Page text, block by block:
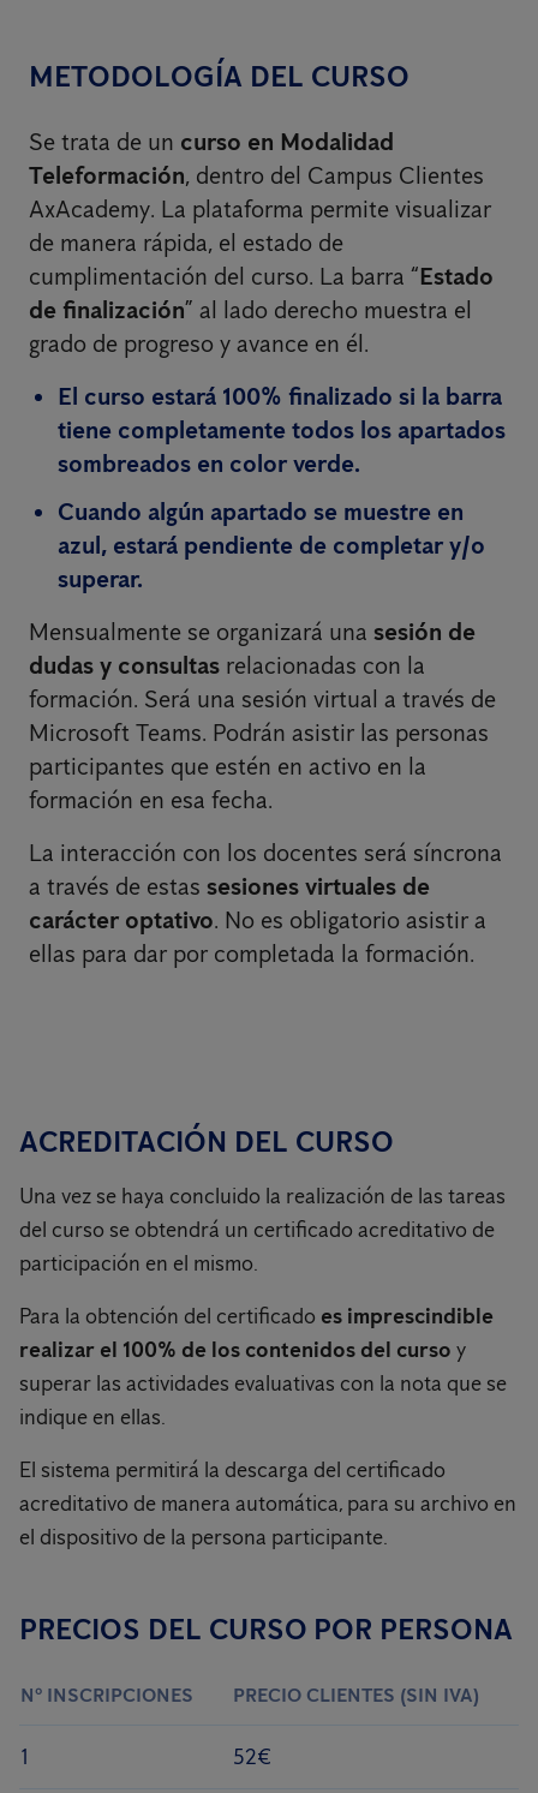
METODOLOGÍA DEL CURSO
Se trata de un curso en Modalidad
Teleformación, dentro del Campus Clientes
AxAcademy. La plataforma permite visualizar
de manera rápida, el estado de
cumplimentación del curso. La barra “Estado
de finalización” al lado derecho muestra el
grado de progreso y avance en él.
El curso estará 100% finalizado si la barra
tiene completamente todos los apartados
sombreados en color verde.
Cuando algún apartado se muestre en
azul, estará pendiente de completar y/o
superar.
Mensualmente se organizará una sesión de
dudas y consultas relacionadas con la
formación. Será una sesión virtual a través de
Microsoft Teams. Podrán asistir las personas
participantes que estén en activo en la
formación en esa fecha.
La interacción con los docentes será síncrona
a través de estas sesiones virtuales de
carácter optativo. No es obligatorio asistir a
ellas para dar por completada la formación.
ACREDITACIÓN DEL CURSO
Una vez se haya concluido la realización de las tareas
del curso se obtendrá un certificado acreditativo de
participación en el mismo.
Para la obtención del certificado es imprescindible
realizar el 100% de los contenidos del curso y
superar las actividades evaluativas con la nota que se
indique en ellas.
El sistema permitirá la descarga del certificado
acreditativo de manera automática, para su archivo en
el dispositivo de la persona participante.
PRECIOS DEL CURSO POR PERSONA
Nº INSCRIPCIONES PRECIO CLIENTES (SIN IVA)
1 52€